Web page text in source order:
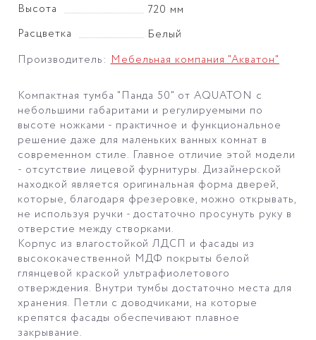
Высота
720 мм
Расцветка
Белый
Производитель:Мебельная компания "Акватон"
Компактная тумба "Панда 50" от AQUATON с
небольшими габаритами и регулируемыми по
высоте ножками - практичное и функциональное
решение даже для маленьких ванных комнат в
современном стиле. Главное отличие этой модели
- отсутствие лицевой фурнитуры. Дизайнерской
находкой является оригинальная форма дверей,
которые, благодаря фрезеровке, можно открывать,
не используя ручки - достаточно просунуть руку в
отверстие между створками.
Корпус из влагостойкой ЛДСП и фасады из
высококачественной МДФ покрыты белой
глянцевой краской ультрафиолетового
отверждения. Внутри тумбы достаточно места для
хранения. Петли с доводчиками, на которые
крепятся фасады обеспечивают плавное
закрывание.